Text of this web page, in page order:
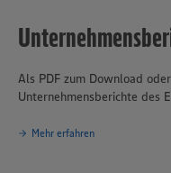
Als PDF zum Download
Unternehmensberichte des
Mehr erfahren